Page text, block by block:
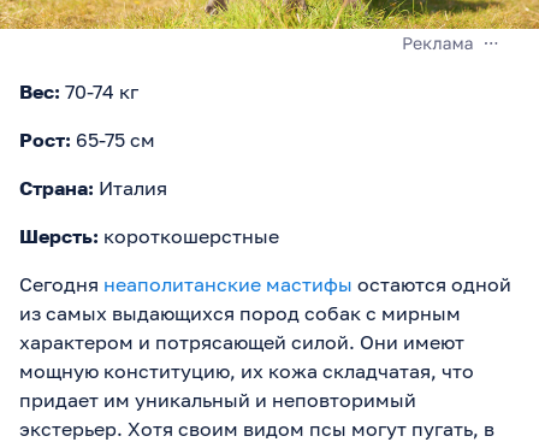
Вес: 70-74 кг
Рост: 65-75 см
Страна: Италия
Шерсть: короткошерстные
Сегодня неаполитанские мастифы остаются одной
из самых выдающихся пород собак с мирным
характером и потрясающей силой. Они имеют
мощную конституцию, их кожа складчатая, что
придает им уникальный и неповторимый
экстерьер. Хотя своим видом псы могут пугать, в